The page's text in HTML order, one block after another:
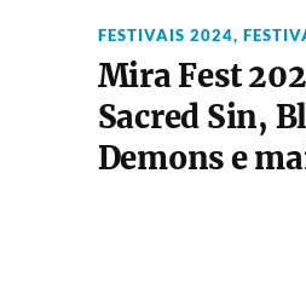
FESTIVAIS 2024,
Mira Fest
Sacred Sin,
Demons e